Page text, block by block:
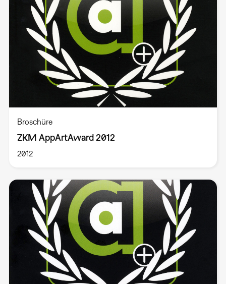
Broschüre
ZKM AppArtAward 2012
2012